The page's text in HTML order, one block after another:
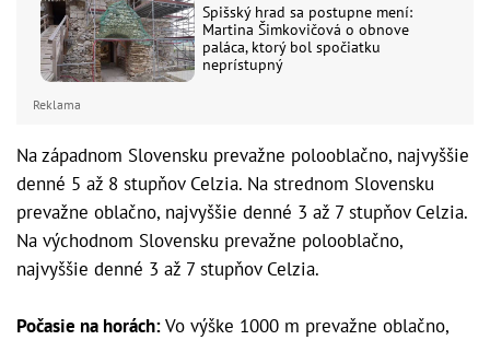
Spišský hrad sa postupne mení:
Martina Šimkovičová o obnove
paláca, ktorý bol spočiatku
neprístupný
Reklama
Na západnom Slovensku prevažne polooblačno, najvyššie
denné 5 až 8 stupňov Celzia. Na strednom Slovensku
prevažne oblačno, najvyššie denné 3 až 7 stupňov Celzia.
Na východnom Slovensku prevažne polooblačno,
najvyššie denné 3 až 7 stupňov Celzia.
Počasie na horách:Vo výške 1000 m prevažne oblačno,